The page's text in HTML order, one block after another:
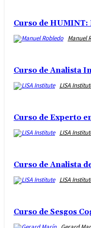
Curso de
Manuel
Curso de Analista
LISA
Curso de Experto
LISA
Curso de Analista
LISA
Curso de Sesgos